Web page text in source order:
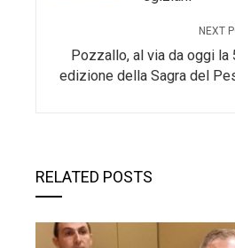
NEXT
Pozzallo, al via da oggi la
edizione della Sagra del
RELATED POSTS